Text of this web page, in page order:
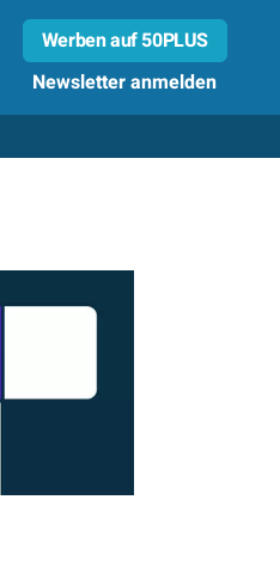
Werben auf 50PLUS
Newsletter anmelden